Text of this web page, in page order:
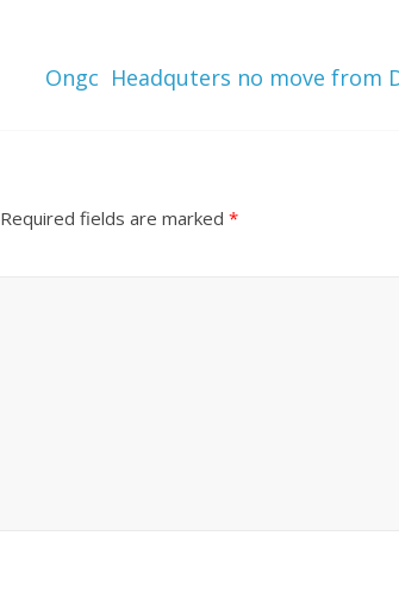
Ongc Headquters no move from
Required fields are marked *